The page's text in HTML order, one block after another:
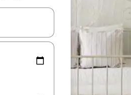
si je procházet pomocí šipek nahoru